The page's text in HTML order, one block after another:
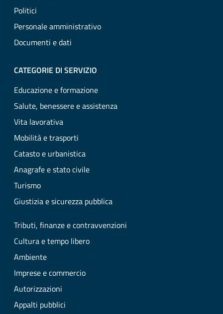
Politici
Personale amministrativo
Documenti e dati
CATEGORIE DI SERVIZIO
Educazione e formazione
Salute, benessere e assistenza
Vita lavorativa
Mobilità e trasporti
Catasto e urbanistica
Anagrafe e stato civile
Turismo
Giustizia e sicurezza pubblica
Tributi, finanze e contravvenzioni
Cultura e tempo libero
Ambiente
Imprese e commercio
Autorizzazioni
Appalti pubblici